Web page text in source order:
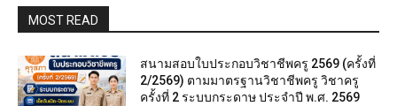
MOST READ
สนามสอบใบประกอบวิชาชีพครู 2569 (ครั้งที่
2/2569) ตามมาตรฐานวิชาชีพครู วิชาครู
ครั้งที่ 2 ระบบกระดาษ ประจำปี พ.ศ. 2569